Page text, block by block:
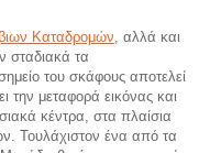
Καταδρομών, αλλά και
σταδιακά τα
του σκάφους αποτελεί
την μεταφορά εικόνας και
κέντρα, στα πλαίσια
Τουλάχιστον ένα από τα